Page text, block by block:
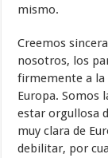
mismo.
Creemos
nosotros, los
firmemente a la
Europa. Somos
estar orgullosa
muy clara de
debilitar, por